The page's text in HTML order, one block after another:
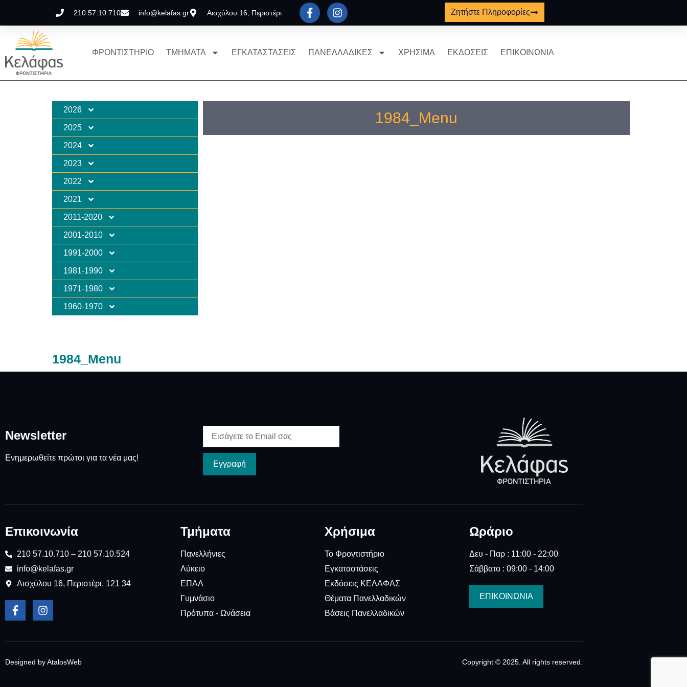
210 57.10.710 info@kelafas.gr Αισχύλου 16, Περιστέρι Ζητήστε Πληροφορίες
ΦΡΟΝΤΙΣΤΗΡΙΟ ΤΜΗΜΑΤΑ ΕΓΚΑΤΑΣΤΑΣΕΙΣ ΠΑΝΕΛΛΑΔΙΚΕΣ ΧΡΗΣΙΜΑ ΕΚΔΟΣΕΙΣ ΕΠΙΚΟΙΝΩΝΙΑ
2026
2025
2024
2023
2022
2021
2011-2020
2001-2010
1991-2000
1981-1990
1971-1980
1960-1970
1984_Menu
1984_Menu
Newsletter
Ενημερωθείτε πρώτοι για τα νέα μας!
Εγγραφή
Επικοινωνία
210 57.10.710 – 210 57.10.524
info@kelafas.gr
Αισχύλου 16, Περιστέρι, 121 34
Τμήματα
Πανελλήνιες
Λύκειο
ΕΠΑΛ
Γυμνάσιο
Πρότυπα - Ωνάσεια
Χρήσιμα
Το Φροντιστήριο
Εγκαταστάσεις
Εκδόσεις ΚΕΛΑΦΑΣ
Θέματα Πανελλαδικών
Βάσεις Πανελλαδικών
Ωράριο
Δευ - Παρ : 11:00 - 22:00
Σάββατο : 09:00 - 14:00
ΕΠΙΚΟΙΝΩΝΙΑ
Designed by AtalosWeb Copyright © 2025. All rights reserved.